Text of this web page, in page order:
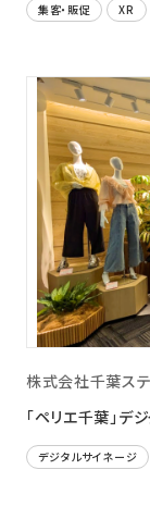
集客・販促 XR
株式会社千葉ス
「ペリエ千葉」デ
デジタルサイネージ